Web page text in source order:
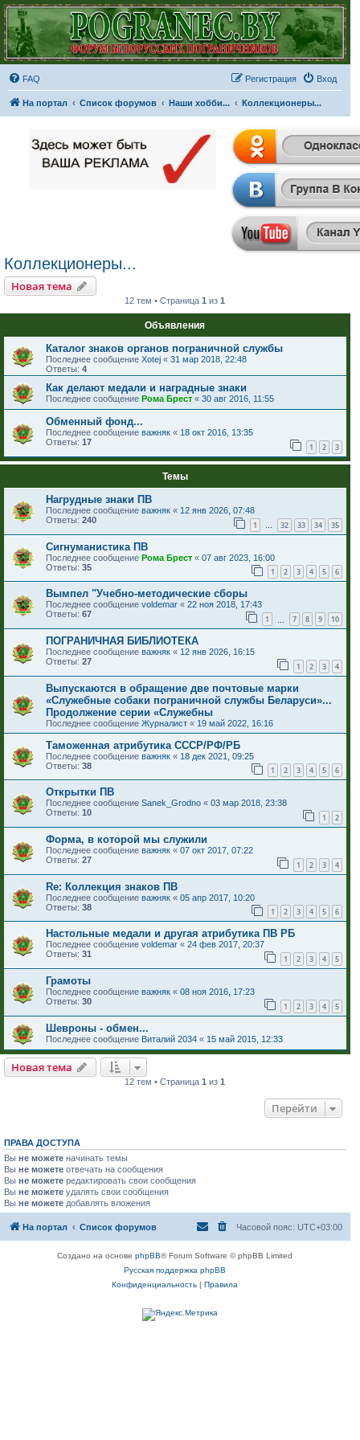
FAQ Вход
Регистрация
На портал Список форумов Наши хобби... Коллекционеры...
Коллекционеры...
Новая тема
12 тем • Страница1 из1
Объявления
Каталог знаков органов пограничной службы
Последнее сообщение Xotej « 31 мар 2018, 22:48
Ответы: 4
Как делают медали и наградные знаки
Последнее сообщение Рома Брест « 30 авг 2016, 11:55
Обменный фонд...
Последнее сообщение важняк « 18 окт 2016, 13:35
Ответы: 17 1 2 3
Темы
Нагрудные знаки ПВ
Последнее сообщение важняк « 12 янв 2026, 07:48
Ответы: 240 1 … 32 33 34 35
Сигнуманистика ПВ
Последнее сообщение Рома Брест « 07 авг 2023, 16:00
Ответы: 35 1 2 3 4 5 6
Вымпел "Учебно-методические сборы
Последнее сообщение voldemar « 22 ноя 2018, 17:43
Ответы: 67 1 7 8 9 10
ПОГРАНИЧНАЯ БИБЛИОТЕКА
Последнее сообщение важняк « 12 янв 2026, 16:15
Ответы: 27 1 2 3 4
Выпускаются в обращение две почтовые марки
«Служебные собаки пограничной службы Беларуси»...
Продолжение серии «Служебны
Последнее сообщение Журналист « 19 май 2022, 16:16
Таможенная атрибутика СССР/РФ/РБ
Последнее сообщение важняк « 18 дек 2021, 09:25
Ответы: 38 1 2 3 4 5 6
Открытки ПВ
Последнее сообщение Sanek_Grodno « 03 мар 2018, 23:38
Ответы: 10 1 2
Форма, в которой мы служили
Последнее сообщение важняк « 07 окт 2017, 07:22
Ответы: 27 1 2 3 4
Re: Коллекция знаков ПВ
Последнее сообщение важняк « 05 апр 2017, 10:20
Ответы: 38 1 2 3 4 5 6
Настольные медали и другая атрибутика ПВ РБ
Последнее сообщение voldemar « 24 фев 2017, 20:37
Ответы: 31 1 2 3 4 5
Грамоты
Последнее сообщение важняк « 08 ноя 2016, 17:23
Ответы: 30 1 2 3 4 5
Шевроны - обмен...
Последнее сообщение Виталий 2034 « 15 май 2015, 12:33
Новая тема
12 тем • Страница1 из1
Перейти
ПРАВА ДОСТУПА
Вы не можете начинать темы
Вы не можете отвечать на сообщения
Вы не можете редактировать свои сообщения
Вы не можете удалять свои сообщения
Вы не можете добавлять вложения
На портал Список форумов Часовой пояс: UTC+03:00
Создано на основеphpBB® Forum Software © phpBB Limited
Русская поддержка phpBB
Конфиденциальность |Правила